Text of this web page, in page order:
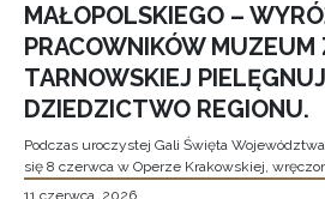
MAŁOPOLSKIEGO –
PRACOWNIKÓW MUZEUM
TARNOWSKIEJ
DZIEDZICTWO REGIONU.
Podczas uroczystej Gali Święta
się 8 czerwca w Operze Krakowskiej,
11 czerwca, 2026